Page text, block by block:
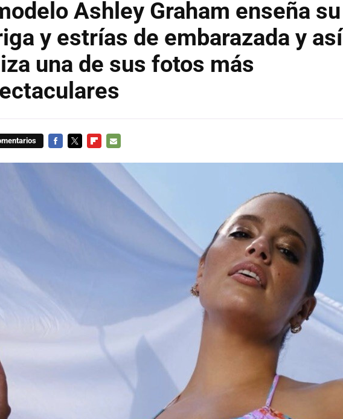
Ashley Graham enseña su
y estrías de embarazada y así
una de sus fotos más
MAIL